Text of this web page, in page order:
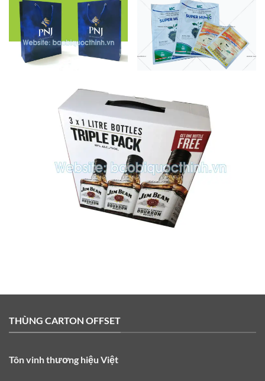
THÙNG CARTON OFFSET
Tôn vinh thương hiệu Việt